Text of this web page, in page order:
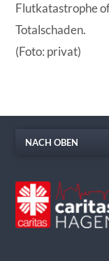
Flutkatastrophe
Totalschaden.
(Foto: privat)
NACH OBEN